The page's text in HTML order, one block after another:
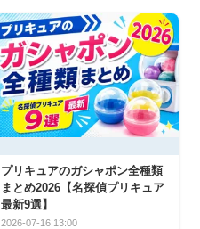
プリキュアのガシャポン全種類
まとめ2026【名探偵プリキュア
最新9選】
2026-07-16 13:00